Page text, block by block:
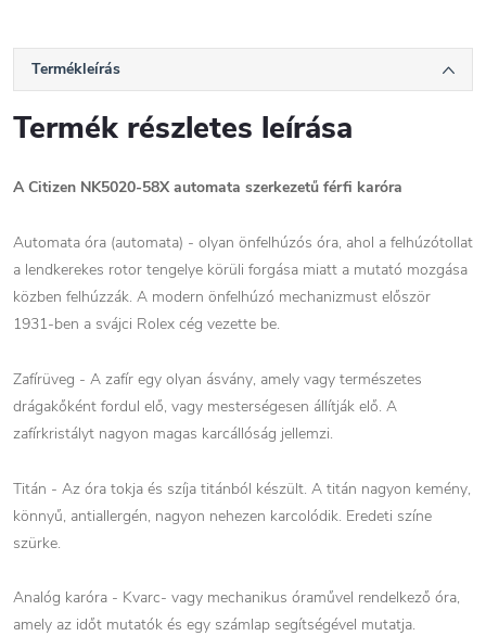
Termékleírás
Termék részletes leírása
A Citizen NK5020-58X automata szerkezetű férfi karóra
Automata óra (automata) - olyan önfelhúzós óra, ahol a felhúzótollat
a lendkerekes rotor tengelye körüli forgása miatt a mutató mozgása
közben felhúzzák. A modern önfelhúzó mechanizmust először
1931-ben a svájci Rolex cég vezette be.
Zafírüveg - A zafír egy olyan ásvány, amely vagy természetes
drágakőként fordul elő, vagy mesterségesen állítják elő. A
zafírkristályt nagyon magas karcállóság jellemzi.
Titán - Az óra tokja és szíja titánból készült. A titán nagyon kemény,
könnyű, antiallergén, nagyon nehezen karcolódik. Eredeti színe
szürke.
Analóg karóra - Kvarc- vagy mechanikus óraművel rendelkező óra,
amely az időt mutatók és egy számlap segítségével mutatja.